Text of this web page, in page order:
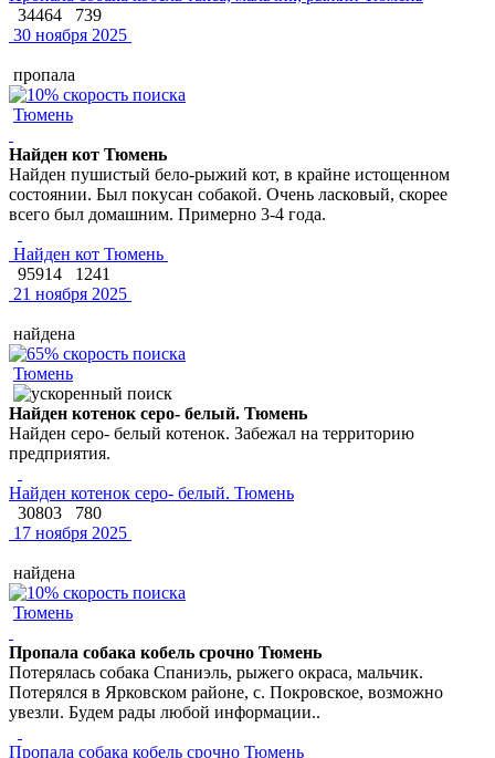
34464
739
30 ноября 2025
пропала
Тюмень
Найден кот Тюмень
Найден пушистый бело-рыжий кот, в крайне истощенном
состоянии. Был покусан собакой. Очень ласковый, скорее
всего был домашним. Примерно 3-4 года.
Найден кот Тюмень
95914
1241
21 ноября 2025
найдена
Тюмень
Найден котенок серо- белый. Тюмень
Найден серо- белый котенок. Забежал на территорию
предприятия.
Найден котенок серо- белый. Тюмень
30803
780
17 ноября 2025
найдена
Тюмень
Пропала собака кобель срочно Тюмень
Потерялась собака Спаниэль, рыжего окраса, мальчик.
Потерялся в Ярковском районе, с. Покровское, возможно
увезли. Будем рады любой информации..
Пропала собака кобель срочно Тюмень